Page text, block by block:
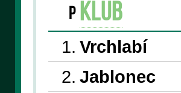
P klub
1. Vrchlabí
2. Jablonec